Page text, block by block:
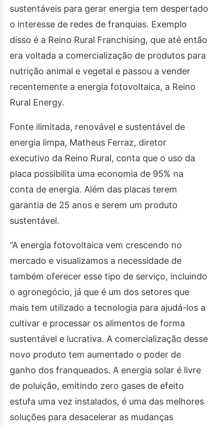
sustentáveis para gerar energia tem despertado
o interesse de redes de franquias. Exemplo
disso é a Reino Rural Franchising, que até então
era voltada a comercialização de produtos para
nutrição animal e vegetal e passou a vender
recentemente a energia fotovoltaica, a Reino
Rural Energy.
Fonte ilimitada, renovável e sustentável de
energia limpa, Matheus Ferraz, diretor
executivo da Reino Rural, conta que o uso da
placa possibilita uma economia de 95% na
conta de energia. Além das placas terem
garantia de 25 anos e serem um produto
sustentável.
“A energia fotovoltaica vem crescendo no
mercado e visualizamos a necessidade de
também oferecer esse tipo de serviço, incluindo
o agronegócio, já que é um dos setores que
mais tem utilizado a tecnologia para ajudá-los a
cultivar e processar os alimentos de forma
sustentável e lucrativa. A comercialização desse
novo produto tem aumentado o poder de
ganho dos franqueados. A energia solar é livre
de poluição, emitindo zero gases de efeito
estufa uma vez instalados, é uma das melhores
soluções para desacelerar as mudanças